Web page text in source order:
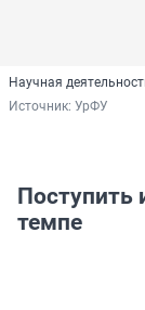
Научная
Источник: УрФУ
Поступить
темпе